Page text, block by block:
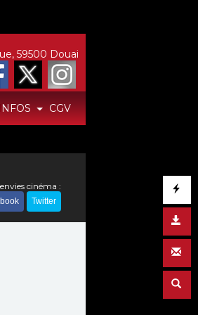
CGV
59500 Douai
cinéma :
Twitter